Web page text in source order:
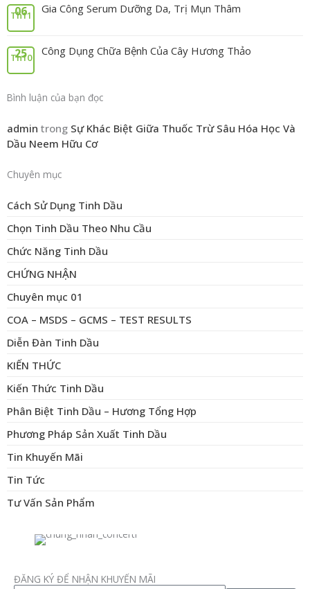
06
Th11 Gia Công Serum Dưỡng Da, Trị Mụn Thâm
25
Th10 Công Dụng Chữa Bệnh Của Cây Hương Thảo
Bình luận của bạn đọc
admin trong Sự Khác Biệt Giữa Thuốc Trừ Sâu Hóa Học Và
Dầu Neem Hữu Cơ
Chuyên mục
Cách Sử Dụng Tinh Dầu
Chọn Tinh Dầu Theo Nhu Cầu
Chức Năng Tinh Dầu
CHỨNG NHẬN
Chuyên mục 01
COA – MSDS – GCMS – TEST RESULTS
Diễn Đàn Tinh Dầu
KIẾN THỨC
Kiến Thức Tinh Dầu
Phân Biệt Tinh Dầu – Hương Tổng Hợp
Phương Pháp Sản Xuất Tinh Dầu
Tin Khuyến Mãi
Tin Tức
Tư Vấn Sản Phẩm
ĐĂNG KÝ ĐỂ NHẬN KHUYẾN MÃI